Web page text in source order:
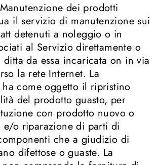
dei prodotti
il servizio di manutenzione sui
detenuti a noleggio o in
al Servizio direttamente o
da essa incaricata on in via
la rete Internet. La
ha come oggetto il ripristino
del prodotto guasto, per
con prodotto nuovo o
e/o riparazione di parti di
che a giudizio di
difettose o guaste. La